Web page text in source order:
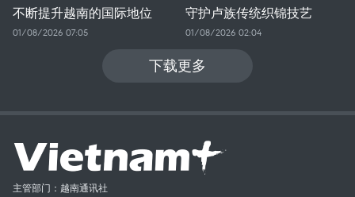
不断提升越南的国际地位
01/08/2026 07:05
守护卢族传统织锦技艺
01/08/2026 02:04
下载更多
主管部门：越南通讯社